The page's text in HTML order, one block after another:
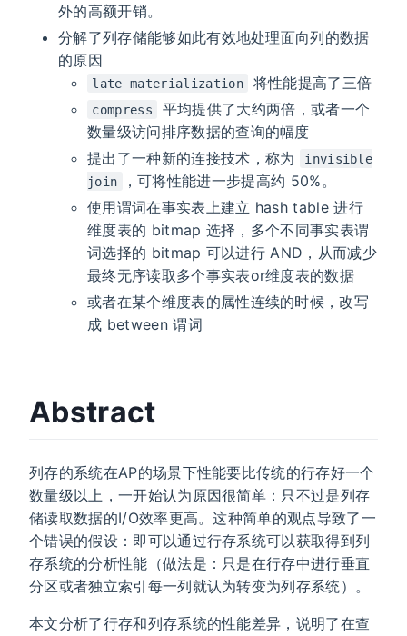
外的高额开销。
分解了列存储能够如此有效地处理面向列的数据
的原因
late materialization 将性能提高了三倍
compress
平均提供了大约两倍，或者一个
数量级访问排序数据的查询的幅度
提出了一种新的连接技术，称为
invisible
join
，可将性能进一步提高约 50%。
使用谓词在事实表上建立 hash table 进行
维度表的 bitmap 选择，多个不同事实表谓
词选择的 bitmap 可以进行 AND，从而减少
最终无序读取多个事实表or维度表的数据
或者在某个维度表的属性连续的时候，改写
成 between 谓词
Abstract
列存的系统在AP的场景下性能要比传统的行存好一个
数量级以上，一开始认为原因很简单：只不过是列存
储读取数据的I/O效率更高。这种简单的观点导致了一
个错误的假设：即可以通过行存系统可以获取得到列
存系统的分析性能（做法是：只是在行存中进行垂直
分区或者独立索引每一列就认为转变为列存系统）。
本文分析了行存和列存系统的性能差异，说明了在查